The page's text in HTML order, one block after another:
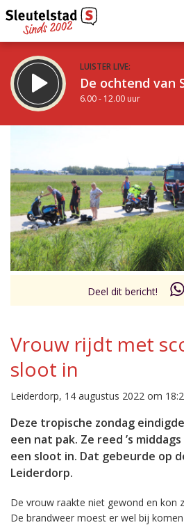
LUISTER LIVE:
De ochtend van
6.00 - 12.00 uur
12.00 - 18.00 uur
Vorig uur
uur 1 van 0
Inklappen
Deel dit bericht!
Vrouw rijdt met
sloot in
Leiderdorp, 14 augustus 2022 om
Deze tropische zondag
een nat pak. Ze reed ’s
een sloot in. Dat gebeurde op
Leiderdorp.
De vrouw raakte niet gewond en kon
De brandweer moest er wel bij